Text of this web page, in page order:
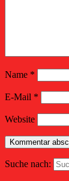
Name *
E-Mail *
Website
Suche nach: